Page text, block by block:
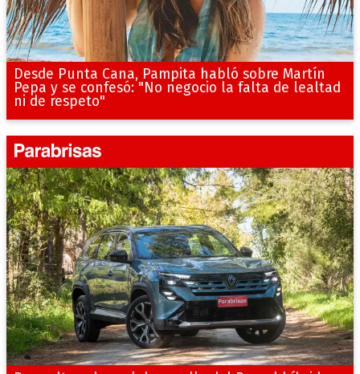
Desde Punta Cana, Pampita habló sobre Martín
Pepa y se confesó: "No negocio la falta de lealtad
ni de respeto"